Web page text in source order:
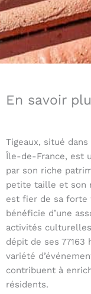
En savoir
Tigeaux, situé
Île-de-France, est
par son riche
petite taille et son
est fier de sa
bénéficie d’une
activités
dépit de ses
variété
contribuent à
résidents.